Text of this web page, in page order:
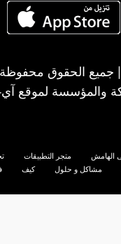
والمؤسسة لموقع
الهامش متجر التطبيقات
مشاكل و حلول كيف